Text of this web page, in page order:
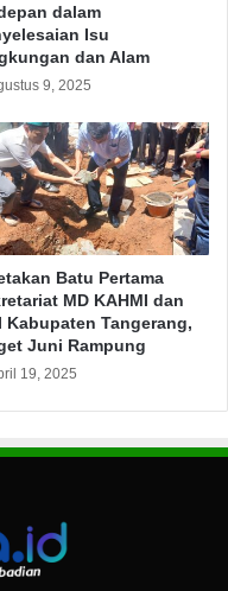
dalam
Isu
dan Alam
9, 2025
Batu Pertama
MD KAHMI dan
Kabupaten Tangerang,
Juni Rampung
19, 2025